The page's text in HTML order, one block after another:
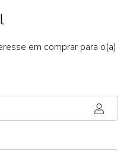
em comprar para o(a)